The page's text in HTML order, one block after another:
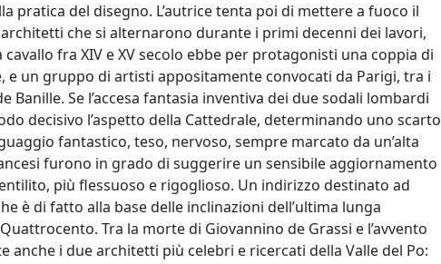
del disegno. L’autrice tenta poi di mettere a fuoco il
che si alternarono durante i primi decenni dei lavori,
fra XIV e XV secolo ebbe per protagonisti una coppia di
e un gruppo di artisti appositamente convocati da Parigi, tra i
Se l’accesa fantasia inventiva dei due sodali lombardi
decisivo l’aspetto della Cattedrale, determinando uno scarto
fantastico, teso, nervoso, sempre marcato da un’alta
furono in grado di suggerire un sensibile aggiornamento
più flessuoso e rigoglioso. Un indirizzo destinato ad
è di fatto alla base delle inclinazioni dell’ultima lunga
Tra la morte di Giovannino de Grassi e l’avvento
i due architetti più celebri e ricercati della Valle del Po: